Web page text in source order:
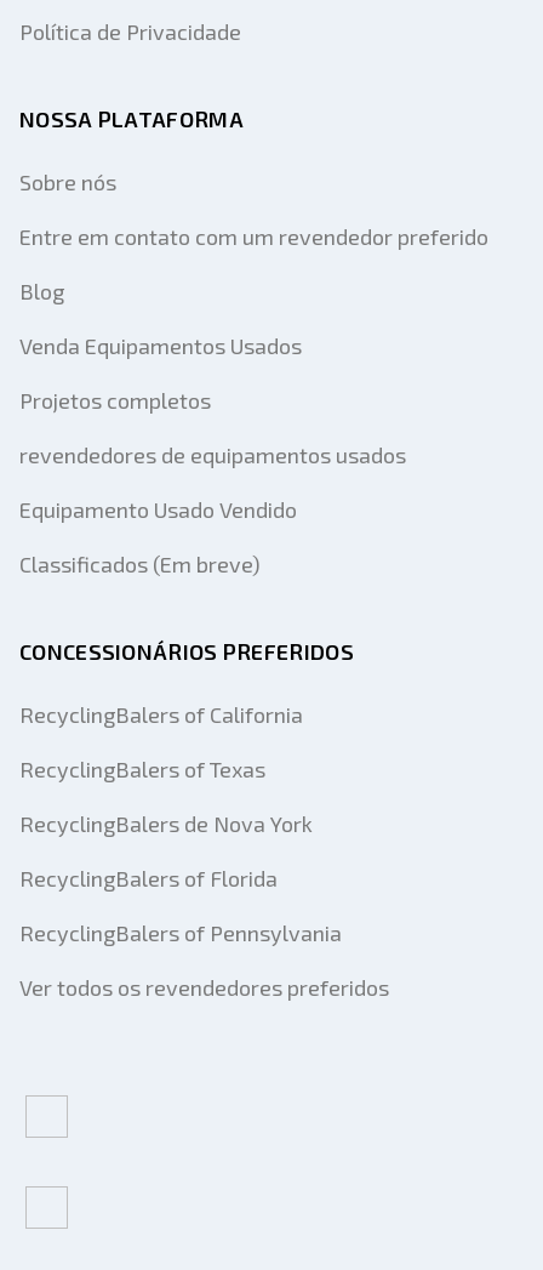
Política de Privacidade
NOSSA PLATAFORMA
Sobre nós
Entre em contato com um revendedor preferido
Blog
Venda Equipamentos Usados
Projetos completos
revendedores de equipamentos usados
Equipamento Usado Vendido
Classificados (Em breve)
CONCESSIONÁRIOS PREFERIDOS
RecyclingBalers of California
RecyclingBalers of Texas
RecyclingBalers de Nova York
RecyclingBalers of Florida
RecyclingBalers of Pennsylvania
Ver todos os revendedores preferidos